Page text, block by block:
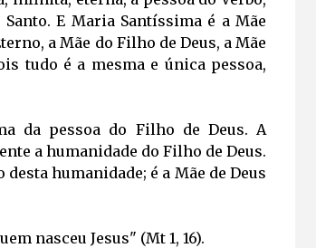
E Maria Santíssima é a Mãe
a Mãe do Filho de Deus, a Mãe
tudo é a mesma e única pessoa,
da pessoa do Filho de Deus. A
a humanidade do Filho de Deus.
humanidade; é a Mãe de Deus
nasceu Jesus" (Mt 1, 16).